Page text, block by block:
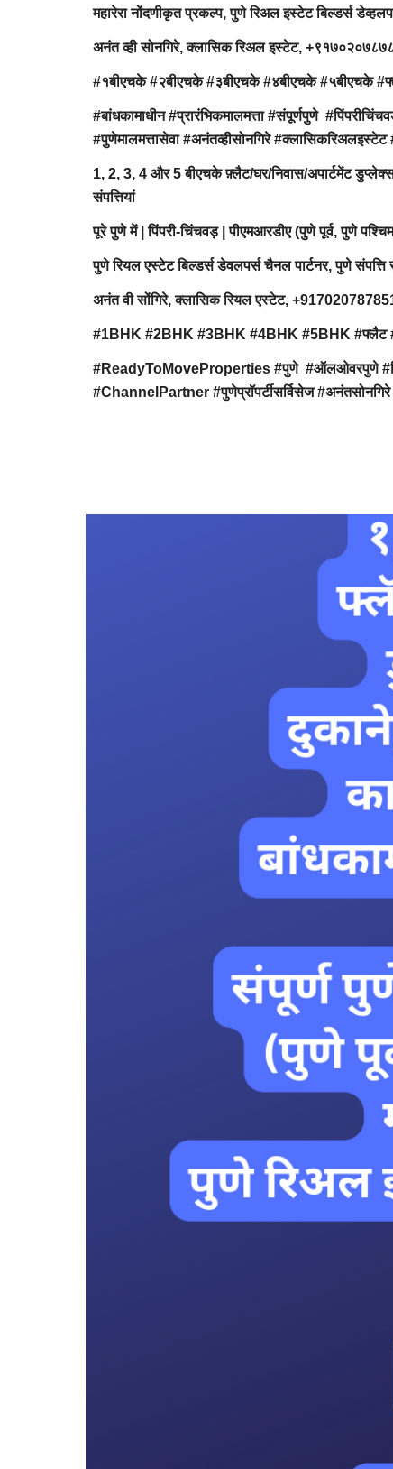
महारेरा नोंदणीकृत प्रकल्प, पुणे रिअल इस्टेट बिल्डर्स
अनंत व्ही सोनगिरे, क्लासिक रिअल इस्टेट,
#१बीएचके #२बीएचके #३बीएचके #४बीएचके #५बीएचके
#बांधकामाधीन #प्रारंभिकमालमत्ता #संपूर्णपुणे
#पुणेमालमत्तासेवा #अनंतव्हीसोनगिरे
1, 2, 3, 4 और 5 बीएचके फ़्लैट/घर/निवास/अपार्टमेंट
संपत्तियां
पूरे पुणे में | पिंपरी-चिंचवड़ | पीएमआरडीए (पुणे पूर्व, पुणे
पुणे रियल एस्टेट बिल्डर्स डेवलपर्स चैनल पार्टनर, पुणे संपत्ति
अनंत वी सोंगिरे, क्लासिक रियल एस्टेट,
#1BHK #2BHK #3BHK #4BHK #5BHK #फ्लैट #घर
#ReadyToMoveProperties #पुणे #ऑलओवरपुणे
#ChannelPartner #पुणेप्रॉपर्टीसर्विसेज